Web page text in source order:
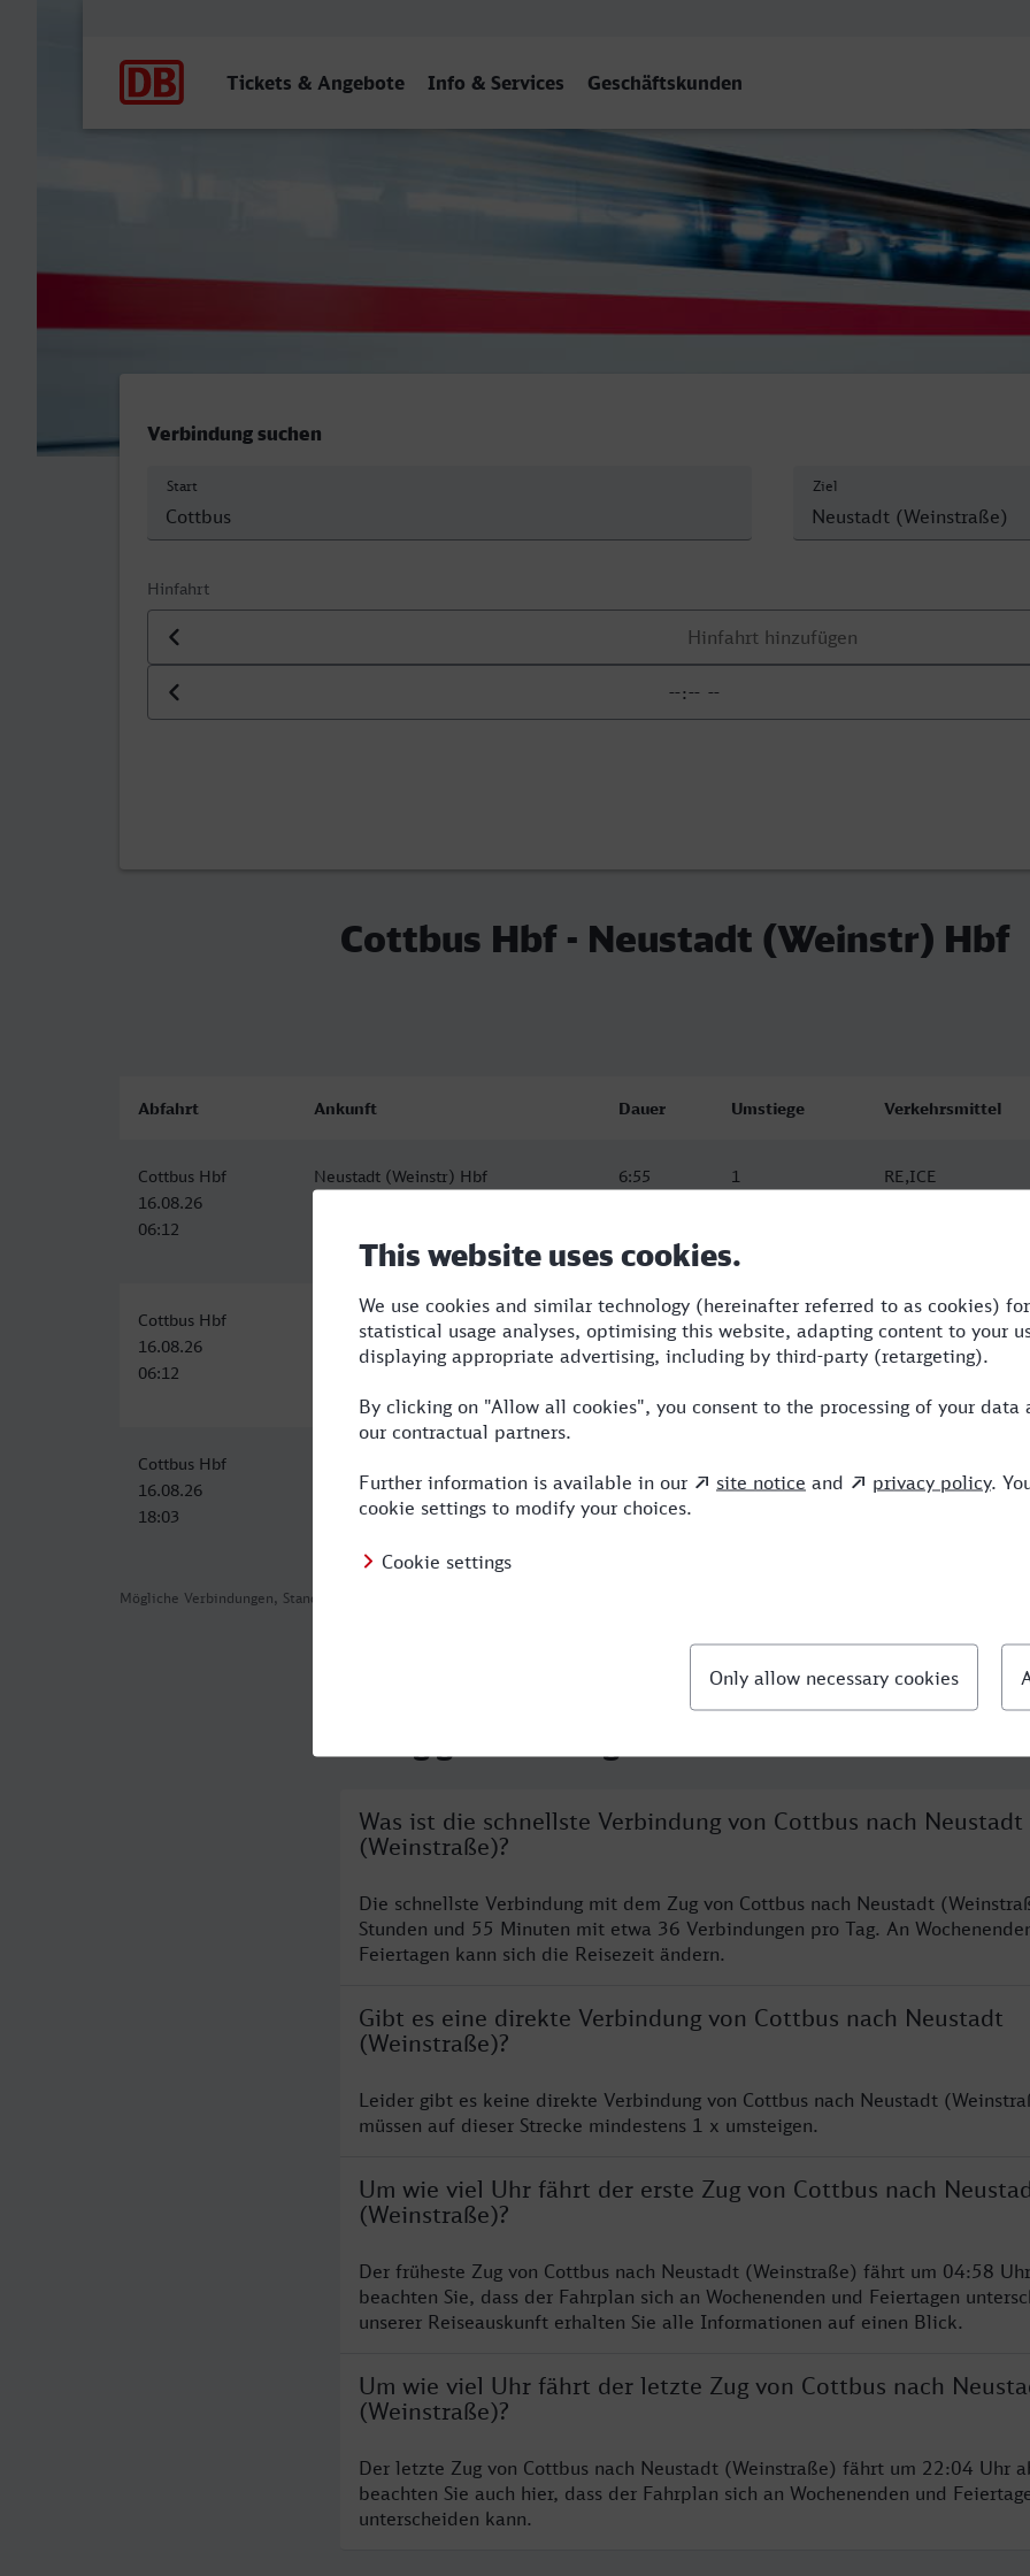
Tickets & Angebote Info & Services Geschäftskunden
Cottbus Hbf - Neustadt (Weinstr) Hbf
Verbindung suchen
Start Ziel
Hinfahrt
Datum der Hinfahrt
Uhrzeit der Hinfahrt
Cottbus Hbf - Neustadt (Weinstr) Hbf
Mögliche Verbindungen, Stand: 2026-08-02 01:26
Abfahrt Ankunft Dauer Umstiege Verkehrsmittel
Cottbus Hbf
16.08.26
06:12
Neustadt (Weinstr) Hbf
6:55 1 RE,ICE
Cottbus Hbf
16.08.26
06:12
Neustadt (Weinstr) Hbf
16.08.26
Cottbus Hbf
16.08.26
18:03
17.08.26
Was ist die schnellste Verbindung von Cottbus nach Neustadt
(Weinstraße)?
Die schnellste Verbindung mit dem Zug von Cottbus nach Neustadt
Stunden und 55 Minuten mit etwa 36 Verbindungen pro Tag. An
Feiertagen kann sich die Reisezeit ändern.
Gibt es eine direkte Verbindung von Cottbus nach Neustadt
(Weinstraße)?
Leider gibt es keine direkte Verbindung von Cottbus nach Neustadt
müssen auf dieser Strecke mindestens 1 x umsteigen.
Um wie viel Uhr fährt der erste Zug von Cottbus nach
(Weinstraße)?
Der früheste Zug von Cottbus nach Neustadt (Weinstraße) fährt um 04:58
beachten Sie, dass der Fahrplan sich an Wochenenden und Feiertagen
unserer Reiseauskunft erhalten Sie alle Informationen auf einen Blick.
Um wie viel Uhr fährt der letzte Zug von Cottbus nach
(Weinstraße)?
Der letzte Zug von Cottbus nach Neustadt (Weinstraße) fährt um 22:04 Uhr
beachten Sie auch hier, dass der Fahrplan sich an Wochenenden und
unterscheiden kann.